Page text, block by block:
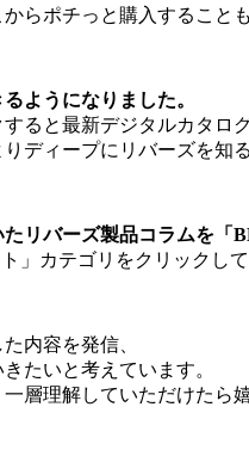
らポチっと購入することも
ようになりました。
ると最新デジタルカタロ
ディープにリバーズを知
リバーズ製品コラムを「
」カテゴリをクリックして
内容を発信、
たいと考えています。
層理解していただけたら